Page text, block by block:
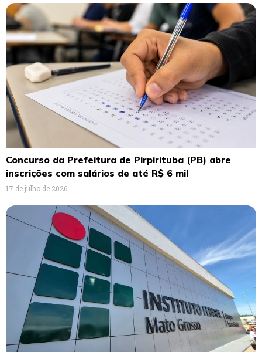
Concurso da Prefeitura de Pirpirituba (PB) abre
inscrições com salários de até R$ 6 mil
17 de julho de 2026